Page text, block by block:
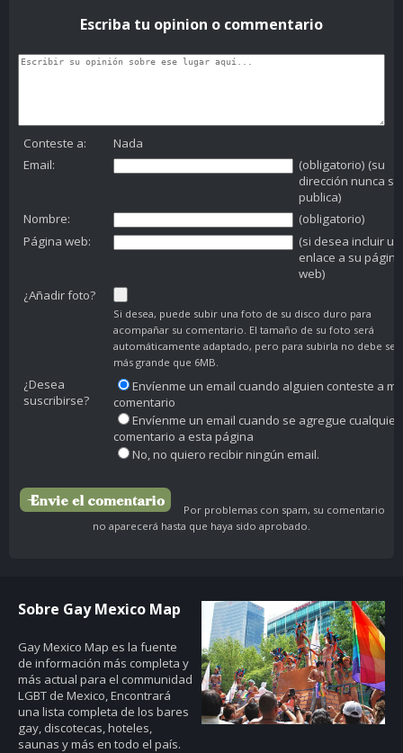
Escriba tu opinion o commentario
Conteste a:
Nada
Email:
(obligatorio) (su
dirección nunca se
publica)
Nombre:
(obligatorio)
Página web:
(si desea incluir un
enlace a su página
web)
¿Añadir foto?
Si desea, puede subir una foto de su disco duro para
acompañar su comentario. El tamaño de su foto será
automáticamente adaptado, pero para subirla no debe ser
más grande que 6MB.
¿Desea
suscribirse?
Envíenme un email cuando alguien conteste a mi
comentario
Envíenme un email cuando se agregue cualquier
comentario a esta página
No, no quiero recibir ningún email.
Por problemas con spam, su comentario
no aparecerá hasta que haya sido aprobado.
Sobre Gay Mexico Map
Gay Mexico Map es la fuente
de información más completa y
más actual para el communidad
LGBT de Mexico, Encontrará
una lista completa de los bares
gay, discotecas, hoteles,
saunas y más en todo el país.